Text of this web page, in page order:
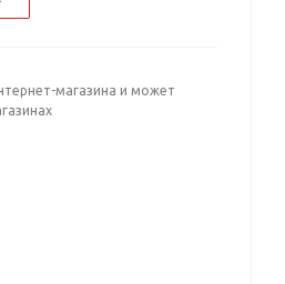
магазина и может